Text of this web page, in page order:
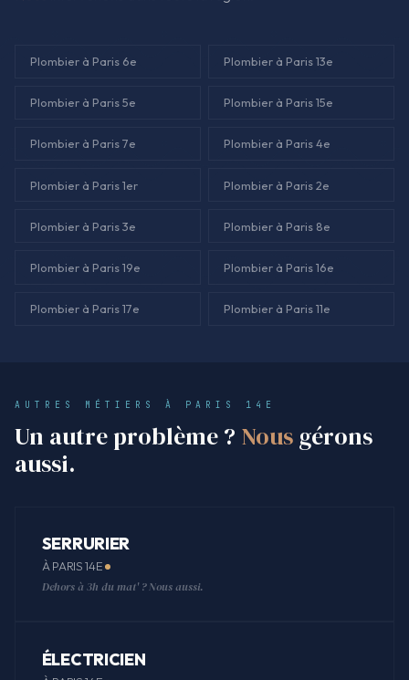
Plombier à Paris 6e Plombier à Paris 13e
Plombier à Paris 5e Plombier à Paris 15e
Plombier à Paris 7e Plombier à Paris 4e
Plombier à Paris 1er Plombier à Paris 2e
Plombier à Paris 3e Plombier à Paris 8e
Plombier à Paris 19e Plombier à Paris 16e
Plombier à Paris 17e Plombier à Paris 11e
AUTRES MÉTIERS À PARIS 14E
Un autre problème ? Nous gérons
aussi.
SERRURIER
À PARIS 14E
Dehors à 3h du mat' ? Nous aussi.
ÉLECTRICIEN